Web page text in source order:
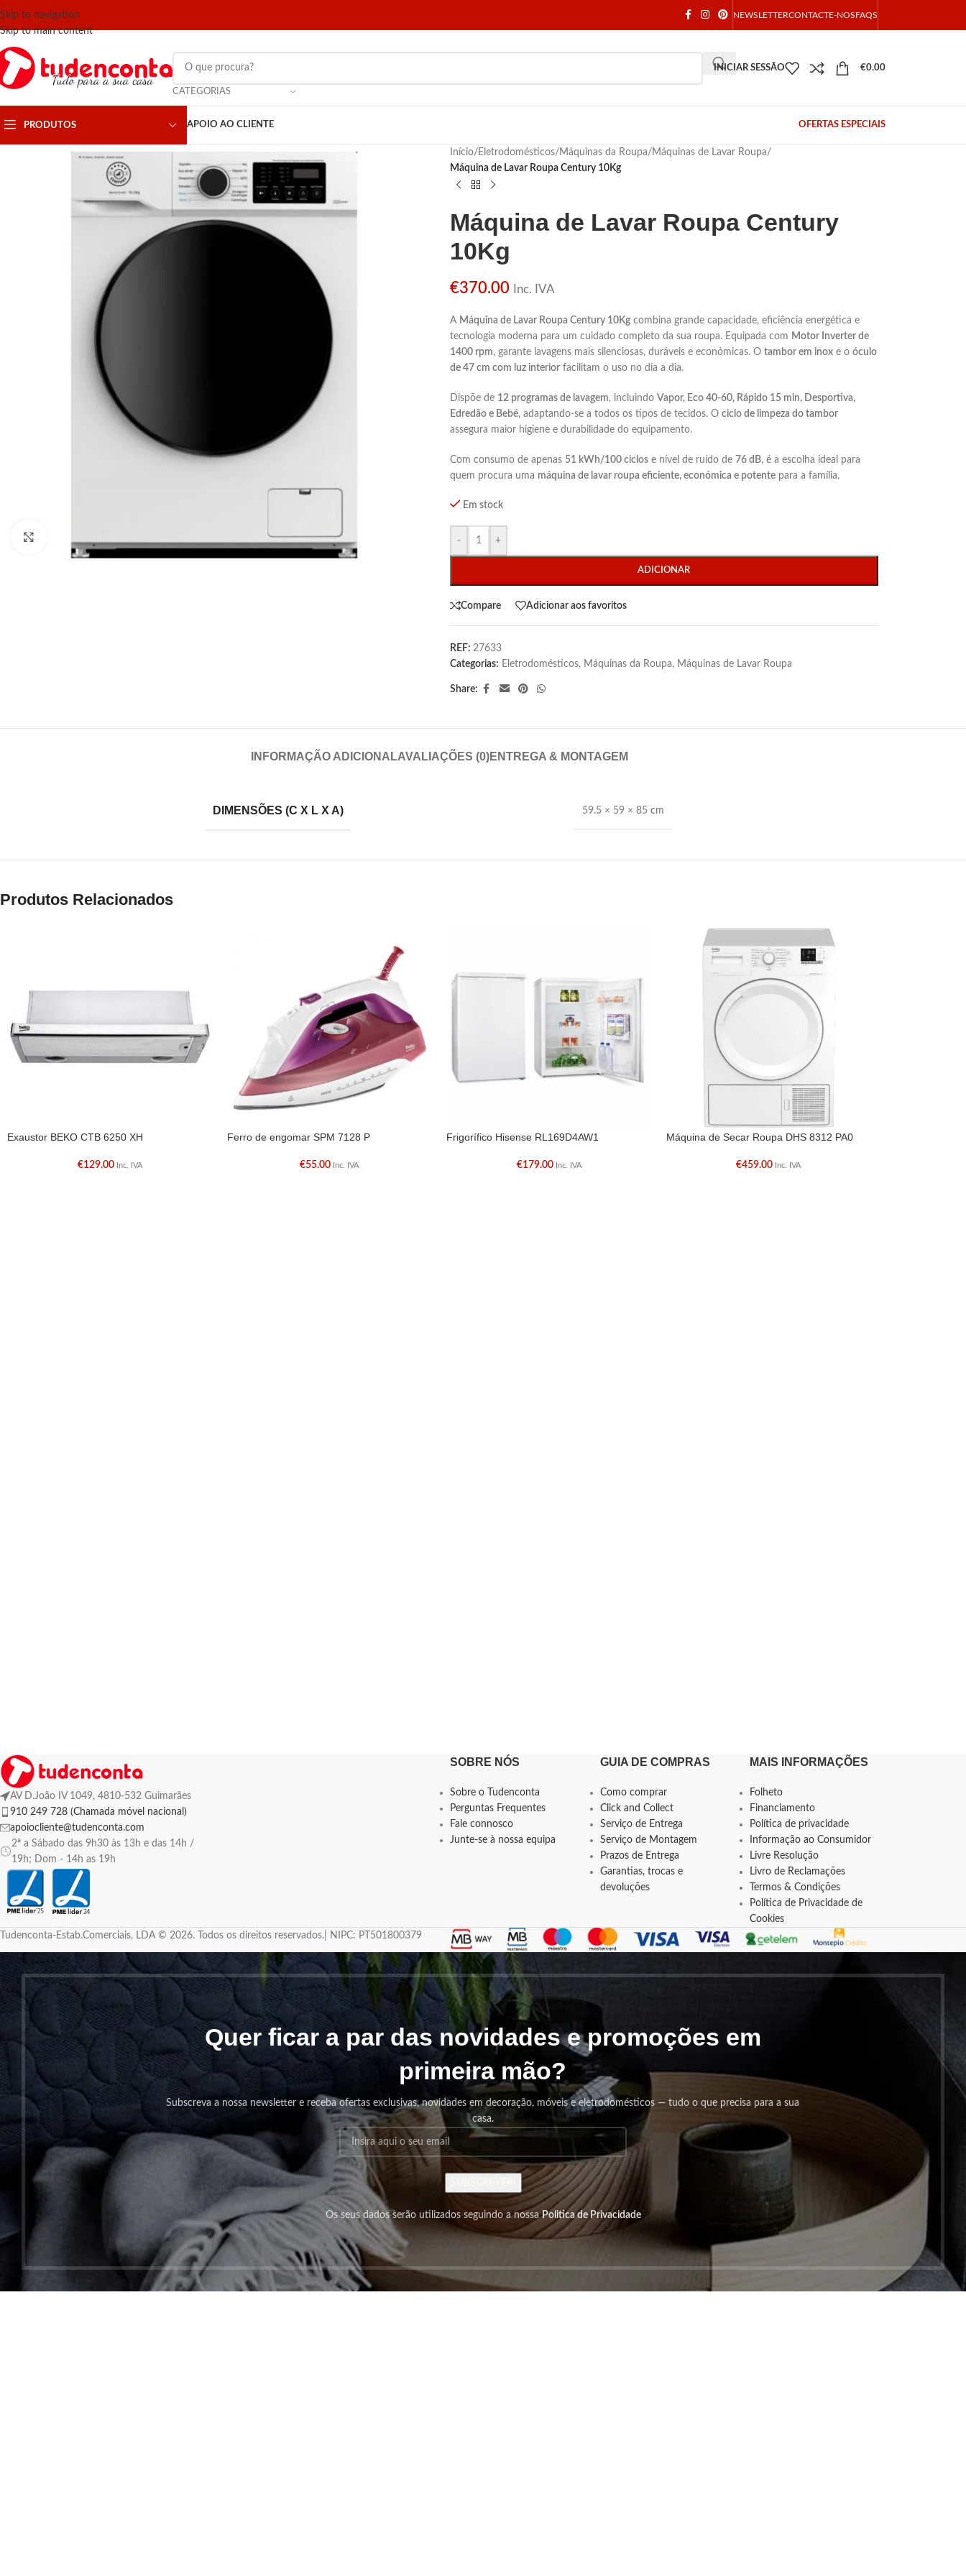
Skip to navigation
Skip to main content
NEWSLETTERCONTACTE-NOSFAQS
CATEGORIAS
INICIAR SESSÃO €0.00
PRODUTOS APOIO AO CLIENTE OFERTAS ESPECIAIS
Início/ Eletrodomésticos/ Máquinas da Roupa/ Máquinas de Lavar Roupa/
Máquina de Lavar Roupa Century 10Kg
Máquina de Lavar Roupa Century
10Kg
€370.00 Inc. IVA
A Máquina de Lavar Roupa Century 10Kgcombina grande capacidade, eficiência energética e
tecnologia moderna para um cuidado completo da sua roupa. Equipada com Motor Inverter de
1400 rpm, garante lavagens mais silenciosas, duráveis e económicas. O tambor em inoxe o óculo
de 47 cm com luz interiorfacilitam o uso no dia a dia.
Dispõe de 12 programas de lavagem, incluindo Vapor, Eco 40-60, Rápido 15 min, Desportiva,
Edredão e Bebé, adaptando-se a todos os tipos de tecidos. O ciclo de limpeza do tambor
assegura maior higiene e durabilidade do equipamento.
Com consumo de apenas 51 kWh/100 ciclose nível de ruído de 76 dB, é a escolha ideal para
quem procura uma máquina de lavar roupa eficiente, económica e potentepara a família.
Em stock
- +
ADICIONAR
Compare Adicionar aos favoritos
REF: 27633
Categorias: Eletrodomésticos, Máquinas da Roupa, Máquinas de Lavar Roupa
Share:
INFORMAÇÃO ADICIONALAVALIAÇÕES (0)ENTREGA & MONTAGEM
DIMENSÕES (C X L X A) 59.5 × 59 × 85 cm
Produtos Relacionados
Exaustor BEKO CTB 6250 XH
€129.00 Inc. IVA
Ferro de engomar SPM 7128 P
€55.00 Inc. IVA
Frigorífico Hisense RL169D4AW1
€179.00 Inc. IVA
Máquina de Secar Roupa DHS 8312 PA0
€459.00 Inc. IVA
AV D.João IV 1049, 4810-532 Guimarães
910 249 728 (Chamada móvel nacional)
apoiocliente@tudenconta.com
2ª a Sábado das 9h30 às 13h e das 14h /
19h; Dom - 14h as 19h
SOBRE NÓS
Sobre o Tudenconta
Perguntas Frequentes
Fale connosco
Junte-se à nossa equipa
GUIA DE COMPRAS
Como comprar
Click and Collect
Serviço de Entrega
Serviço de Montagem
Prazos de Entrega
Garantias, trocas e
devoluções
MAIS INFORMAÇÕES
Folheto
Financiamento
Política de privacidade
Informação ao Consumidor
Livre Resolução
Livro de Reclamações
Termos & Condições
Política de Privacidade de
Cookies
Tudenconta-Estab.Comerciais, LDA © 2026. Todos os direitos reservados.| NIPC: PT501800379
Quer ficar a par das novidades e promoções em
primeira mão?
Subscreva a nossa newsletter e receba ofertas exclusivas, novidades em decoração, móveis e eletrodomésticos — tudo o que precisa para a sua
casa.
Os seus dados serão utilizados seguindo a nossaPolitica de Privacidade